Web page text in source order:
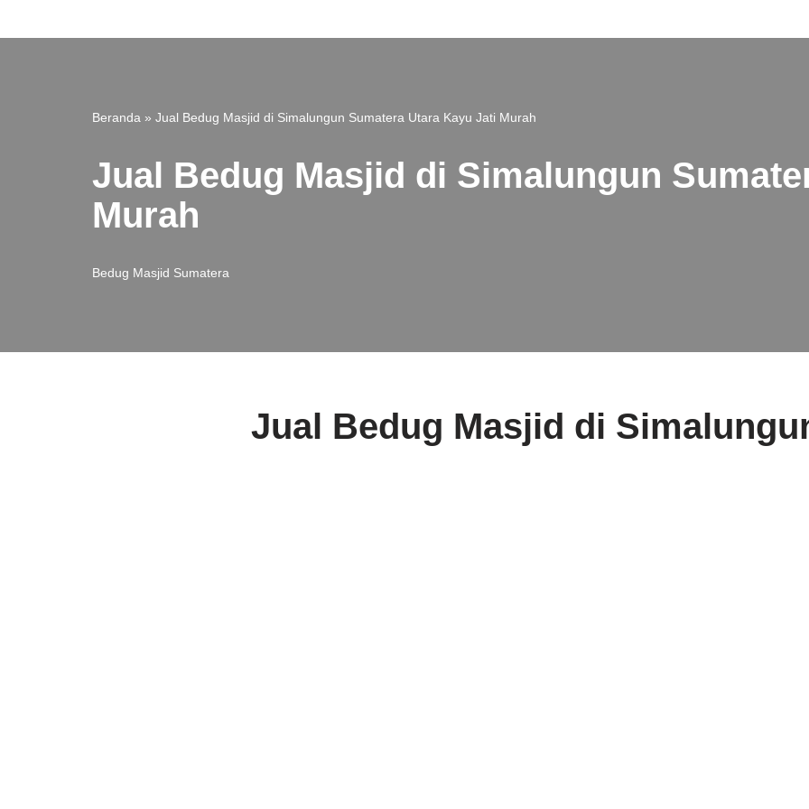
Beranda » Jual Bedug Masjid di Simalungun Sumatera Utara Kayu Jati Murah
Jual Bedug Masjid di Simalungun
Murah
Bedug Masjid Sumatera
Jual Bedug Masjid di